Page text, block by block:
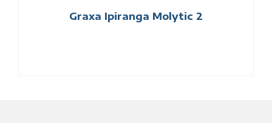
Graxa Ipiranga Molytic 2